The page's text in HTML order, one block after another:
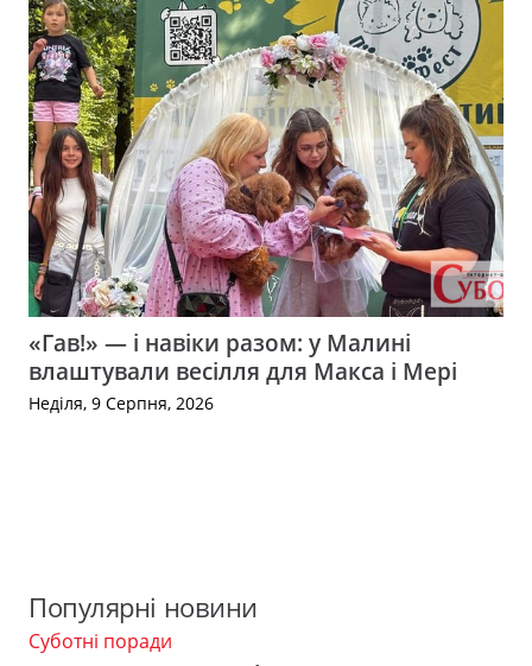
«Гав!» — і навіки разом: у Малині
влаштували весілля для Макса і Мері
Неділя, 9 Серпня, 2026
Популярні новини
Суботні поради